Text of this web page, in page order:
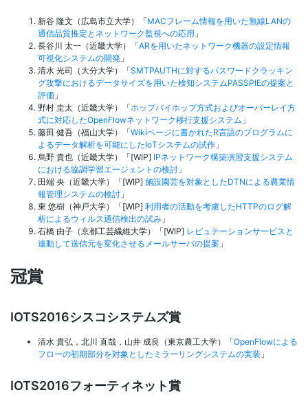
新谷 隆文（広島市立大学）「MACフレーム情報を用いた無線LANの
通信品質推定とネットワーク監視への応用 」
長谷川 太一（近畿大学）「ARを用いたネットワーク機器の設定情報
可視化システムの開発 」
清水 光司（大分大学）「SMTPAUTHに対するパスワードクラッキン
グ攻撃におけるデータサイズを用いた検知システムPASSPIEの提案と
評価 」
野村 圭太（近畿大学）「ホップバイホップ方式およびオーバーレイ方
式に対応したOpenFlowネットワーク移行支援システム 」
藤田 健吾（福山大学）「Wikiページに書かれたR言語のプログラムに
よるデータ解析を可能にしたIoTシステムの試作 」
烏野 貴也（近畿大学）「[WIP] IPネットワーク構築演習支援システム
における協調学習エージェントの検討 」
田端 央（近畿大学）「[WIP] 施設園芸を対象としたDTNによる農業情
報管理システムの検討 」
東 悠樹（神戸大学）「[WIP] 利用者の活動を考慮したHTTPのログ解
析によるウィルス通信検出の試み 」
石橋 由子（京都工芸繊維大学）「[WIP] レピュテーションサービスと
連動して送信元を変化させるメールサーバの提案 」
冠賞
IOTS2016シスコシステムズ賞
清水 貴弘，北川 直哉，山井 成良（東京農工大学）「OpenFlowによる
フローの初期部分を対象としたミラーリングシステムの実装 」
IOTS2016フォーティネット賞